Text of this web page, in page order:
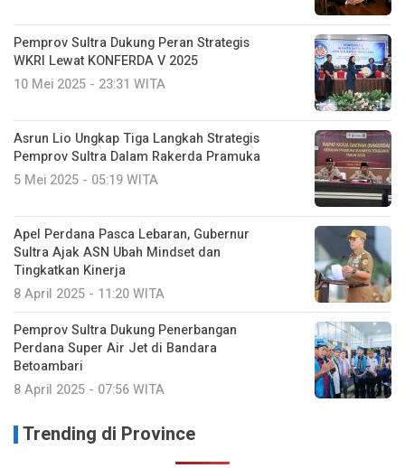
Pemprov Sultra Dukung Peran Strategis
WKRI Lewat KONFERDA V 2025
10 Mei 2025 - 23:31 WITA
Asrun Lio Ungkap Tiga Langkah Strategis
Pemprov Sultra Dalam Rakerda Pramuka
5 Mei 2025 - 05:19 WITA
Apel Perdana Pasca Lebaran, Gubernur
Sultra Ajak ASN Ubah Mindset dan
Tingkatkan Kinerja
8 April 2025 - 11:20 WITA
Pemprov Sultra Dukung Penerbangan
Perdana Super Air Jet di Bandara
Betoambari
8 April 2025 - 07:56 WITA
Trending di Province